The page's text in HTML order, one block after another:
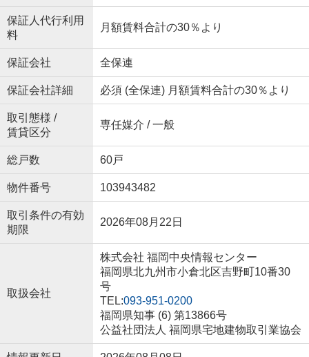
保証人代行利用
料
月額賃料合計の30％より
保証会社 全保連
保証会社詳細 必須 (全保連) 月額賃料合計の30％より
取引態様 /
賃貸区分
専任媒介 / 一般
総戸数 60戸
物件番号 103943482
取引条件の有効
期限
2026年08月22日
取扱会社
株式会社 福岡中央情報センター
福岡県北九州市小倉北区吉野町10番30
号
TEL:093-951-0200
福岡県知事 (6) 第13866号
公益社団法人 福岡県宅地建物取引業協会